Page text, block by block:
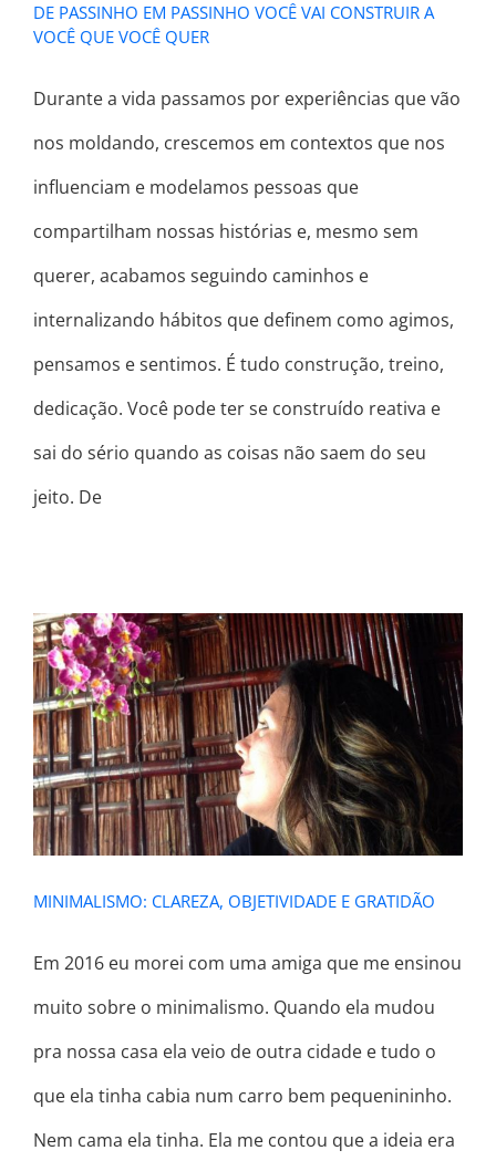
DE PASSINHO EM PASSINHO VOCÊ VAI CONSTRUIR A
VOCÊ QUE VOCÊ QUER
Durante a vida passamos por experiências que vão
nos moldando, crescemos em contextos que nos
influenciam e modelamos pessoas que
compartilham nossas histórias e, mesmo sem
querer, acabamos seguindo caminhos e
internalizando hábitos que definem como agimos,
pensamos e sentimos. É tudo construção, treino,
dedicação. Você pode ter se construído reativa e
sai do sério quando as coisas não saem do seu
jeito. De
MINIMALISMO: CLAREZA,
OBJETIVIDADE E GRATIDÃO
MINIMALISMO: CLAREZA, OBJETIVIDADE E GRATIDÃO
Em 2016 eu morei com uma amiga que me ensinou
muito sobre o minimalismo. Quando ela mudou
pra nossa casa ela veio de outra cidade e tudo o
que ela tinha cabia num carro bem pequenininho.
Nem cama ela tinha. Ela me contou que a ideia era